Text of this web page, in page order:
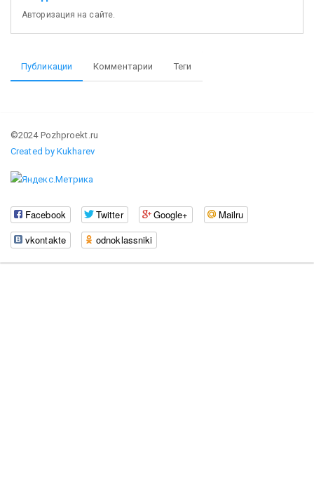
Авторизация на сайте.
Публикации Комментарии Теги
©2024 Pozhproekt.ru
Created by Kukharev
Facebook Twitter Google+
Mailru
vkontakte
odnoklassniki